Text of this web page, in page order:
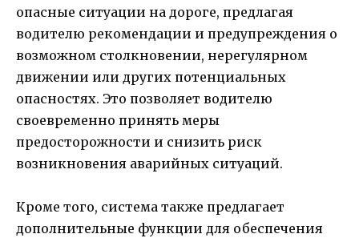
опасные ситуации на дороге, предлагая
водителю рекомендации и предупреждения о
возможном столкновении, нерегулярном
движении или других потенциальных
опасностях. Это позволяет водителю
своевременно принять меры
предосторожности и снизить риск
возникновения аварийных ситуаций.
Кроме того, система также предлагает
дополнительные функции для обеспечения